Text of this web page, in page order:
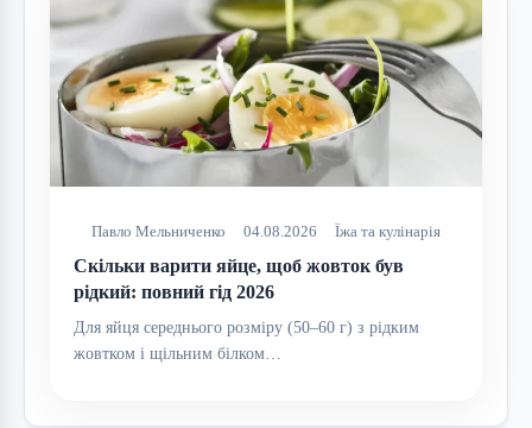
Павло Мельниченко 04.08.2026 Їжа та кулінарія
Скільки варити яйце, щоб жовток був
рідкий: повний гід 2026
Для яйця середнього розміру (50–60 г) з рідким
жовтком і щільним білком…